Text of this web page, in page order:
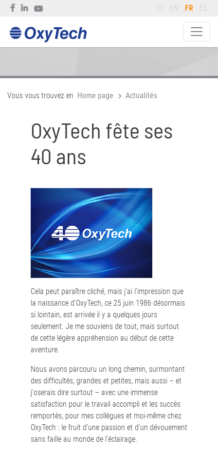
IT EN FR ES
Vous vous trouvez en Home page Actualités
OxyTech fête ses
40 ans
Cela peut paraître cliché, mais j'ai l'impression que
la naissance d'OxyTech, ce 25 juin 1986 désormais
si lointain, est arrivée il y a quelques jours
seulement. Je me souviens de tout, mais surtout
de cette légère appréhension au début de cette
aventure.
Nous avons parcouru un long chemin, surmontant
des difficultés, grandes et petites, mais aussi – et
j'oserais dire surtout – avec une immense
satisfaction pour le travail accompli et les succès
remportés, pour mes collègues et moi-même chez
OxyTech : le fruit d'une passion et d'un dévouement
sans faille au monde de l'éclairage.